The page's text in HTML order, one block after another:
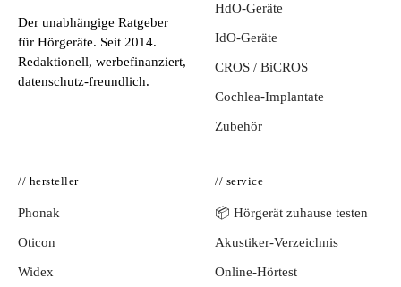
Der unabhängige Ratgeber
für Hörgeräte. Seit 2014.
Redaktionell, werbefinanziert,
datenschutz-freundlich.
HdO-Geräte
IdO-Geräte
CROS / BiCROS
Cochlea-Implantate
Zubehör
// hersteller
Phonak
Oticon
Widex
// service
📦 Hörgerät zuhause testen
Akustiker-Verzeichnis
Online-Hörtest